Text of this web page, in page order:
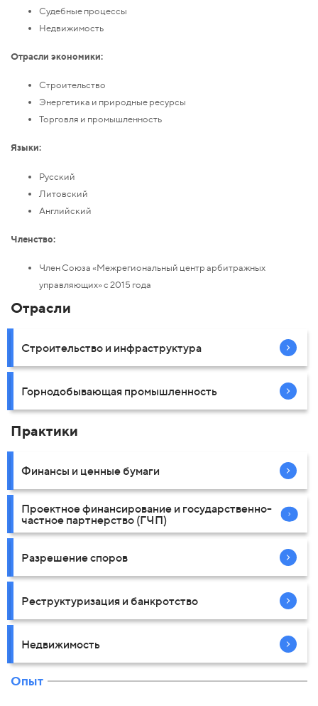
Судебные процессы
Недвижимость
Отрасли экономики:
Строительство
Энергетика и природные ресурсы
Торговля и промышленность
Языки:
Русский
Литовский
Английский
Членство:
Член Союза «Межрегиональный центр арбитражных
управляющих» с 2015 года
Отрасли
Строительство и инфраструктура
Горнодобывающая промышленность
Практики
Финансы и ценные бумаги
Проектное финансирование и государственно-
частное партнерство (ГЧП)
Разрешение споров
Реструктуризация и банкротство
Недвижимость
Опыт